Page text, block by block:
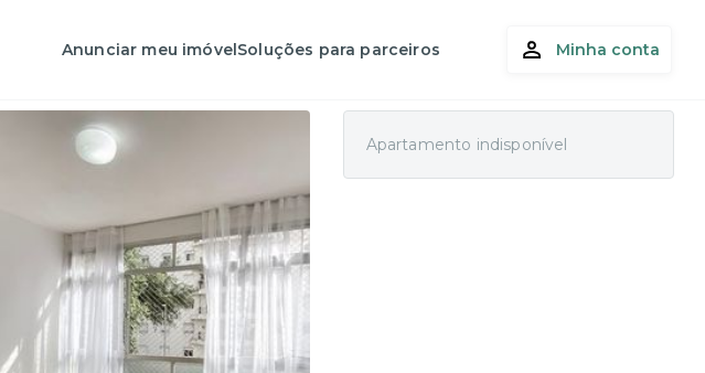
Anunciar meu imóvelSoluções para parceiros Minha conta
Apartamento indisponível